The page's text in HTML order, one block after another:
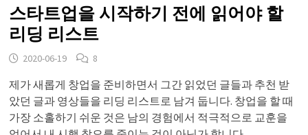
스타트업을 시작하기 전에 읽어야 할
리딩 리스트
2020-06-19 8
제가 새롭게 창업을 준비하면서 그간 읽었던 글들과 추천 받
았던 글과 영상들을 리딩 리스트로 남겨 둡니다. 창업을 할 때
가장 소홀하기 쉬운 것은 남의 경험에서 적극적으로 교훈을